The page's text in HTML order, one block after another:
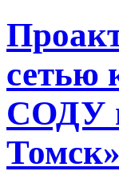
сетью
СОДУ
Томск»